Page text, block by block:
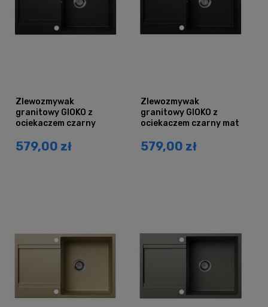
Zlewozmywak
granitowy GIOKO z
ociekaczem czarny
579,00 zł
Zlewozmywak
granitowy GIOKO z
ociekaczem czarny mat
579,00 zł